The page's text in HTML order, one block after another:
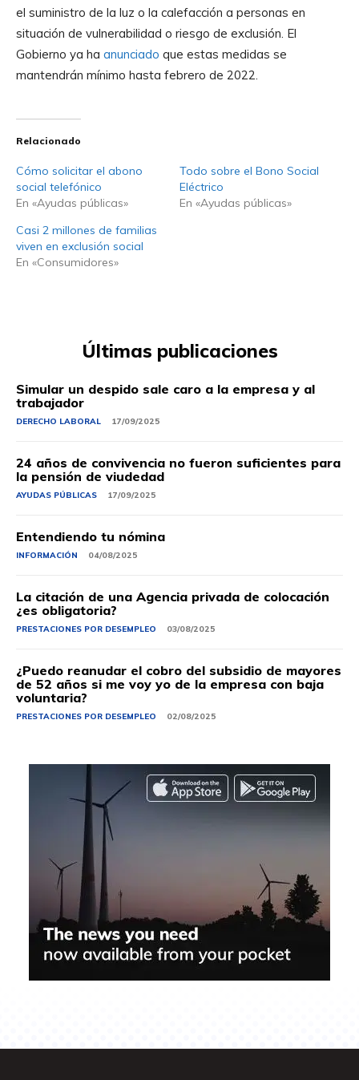
el suministro de la luz o la calefacción a personas en
situación de vulnerabilidad o riesgo de exclusión. El
Gobierno ya ha anunciado que estas medidas se
mantendrán mínimo hasta febrero de 2022.
Relacionado
Cómo solicitar el abono
social telefónico
En «Ayudas públicas»
Todo sobre el Bono Social
Eléctrico
En «Ayudas públicas»
Casi 2 millones de familias
viven en exclusión social
En «Consumidores»
Últimas publicaciones
Simular un despido sale caro a la empresa y al
trabajador
DERECHO LABORAL 17/09/2025
24 años de convivencia no fueron suficientes para
la pensión de viudedad
AYUDAS PÚBLICAS 17/09/2025
Entendiendo tu nómina
INFORMACIÓN 04/08/2025
La citación de una Agencia privada de colocación
¿es obligatoria?
PRESTACIONES POR DESEMPLEO 03/08/2025
¿Puedo reanudar el cobro del subsidio de mayores
de 52 años si me voy yo de la empresa con baja
voluntaria?
PRESTACIONES POR DESEMPLEO 02/08/2025